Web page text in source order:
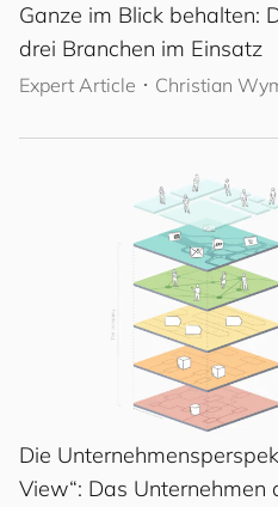
Ganze im Blick behalten:
drei Branchen im Einsatz
Expert Article ･ Christian
Die
View“: Das Unternehmen